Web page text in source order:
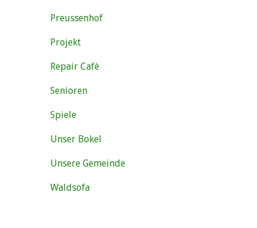
Preussenhof
Projekt
Repair Cafè
Senioren
Spiele
Unser Bokel
Unsere Gemeinde
Waldsofa